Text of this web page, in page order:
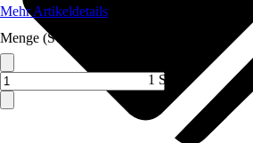
Mehr Artikeldetails
Menge (ST)
1 ST